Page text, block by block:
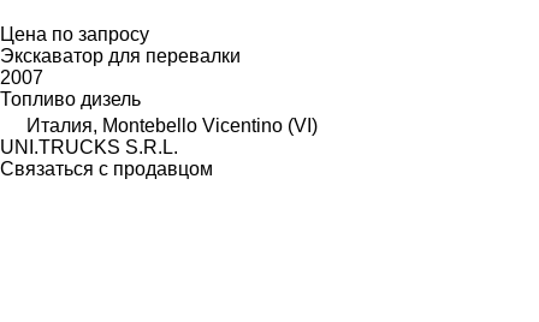
Цена по запросу
Экскаватор для перевалки
2007
Топливо дизель
Италия, Montebello Vicentino (VI)
UNI.TRUCKS S.R.L.
Связаться с продавцом